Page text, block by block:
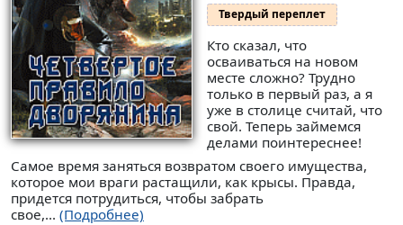
Твердый переплет
Кто сказал, что
осваиваться на новом
месте сложно? Трудно
только в первый раз, а я
уже в столице считай, что
свой. Теперь займемся
делами поинтереснее!
Самое время заняться возвратом своего имущества,
которое мои враги растащили, как крысы. Правда,
придется потрудиться, чтобы забрать
свое,... (Подробнее)